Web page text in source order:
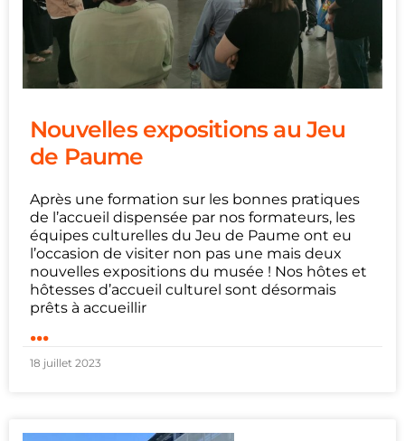
Nouvelles expositions au Jeu
de Paume
Après une formation sur les bonnes pratiques
de l’accueil dispensée par nos formateurs, les
équipes culturelles du Jeu de Paume ont eu
l’occasion de visiter non pas une mais deux
nouvelles expositions du musée ! Nos hôtes et
hôtesses d’accueil culturel sont désormais
prêts à accueillir
...
18 juillet 2023